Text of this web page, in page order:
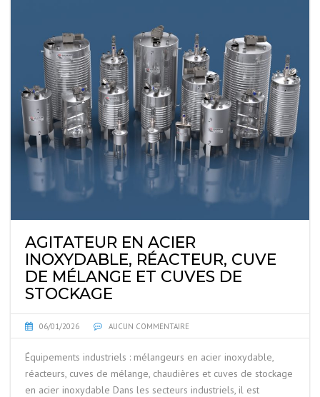
AGITATEUR EN ACIER
INOXYDABLE, RÉACTEUR, CUVE
DE MÉLANGE ET CUVES DE
STOCKAGE
06/01/2026 AUCUN COMMENTAIRE
Équipements industriels : mélangeurs en acier inoxydable,
réacteurs, cuves de mélange, chaudières et cuves de stockage
en acier inoxydable Dans les secteurs industriels, il est